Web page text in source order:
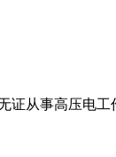
证从事高压电